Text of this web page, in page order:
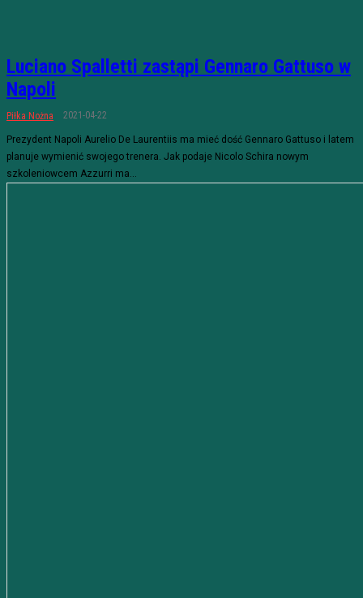
Luciano Spalletti zastąpi Gennaro Gattuso w
Napoli
Piłka Nożna 2021-04-22
Prezydent Napoli Aurelio De Laurentiis ma mieć dość Gennaro Gattuso i latem
planuje wymienić swojego trenera. Jak podaje Nicolo Schira nowym
szkoleniowcem Azzurri ma...